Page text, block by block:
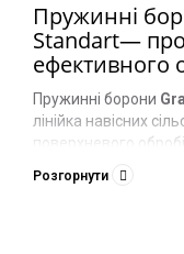
Пружинні
Standart—
ефективного
Пружинні борони
лінійка навісних
поверхневого
асортимент входять
Розгорнути